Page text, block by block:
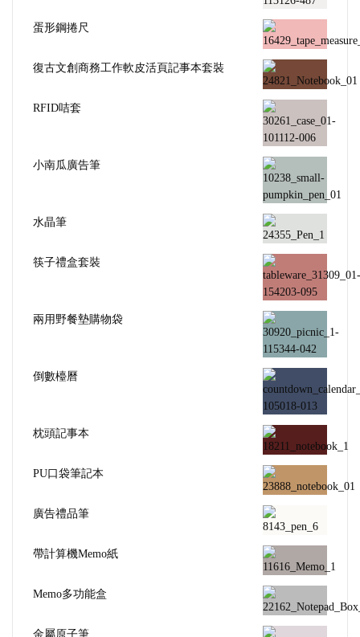
蛋形鋼捲尺
復古文創商務工作軟皮活頁記事本套裝
RFID咭套
小南瓜廣告筆
水晶筆
筷子禮盒套裝
兩用野餐墊購物袋
倒數檯曆
枕頭記事本
PU口袋筆記本
廣告禮品筆
帶計算機Memo紙
Memo多功能盒
金屬原子筆